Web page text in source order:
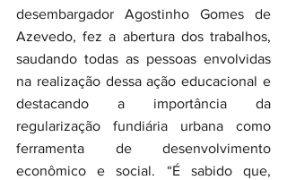
desembargador Agostinho Gomes de
Azevedo, fez a abertura dos trabalhos,
saudando todas as pessoas envolvidas
na realização dessa ação educacional e
destacando a importância da
regularização fundiária urbana como
ferramenta de desenvolvimento
econômico e social. “É sabido que,